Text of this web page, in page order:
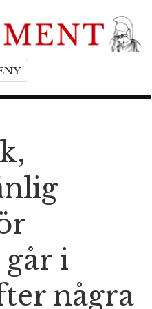
T
g
n
a
i
g
a
t
i
o
i
några